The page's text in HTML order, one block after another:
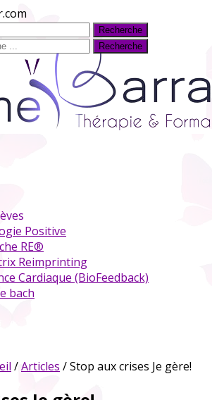
Positive
RE®
Reimprinting
Cardiaque (BioFeedback)
bach
/Articles / Stop aux crises Je gère!